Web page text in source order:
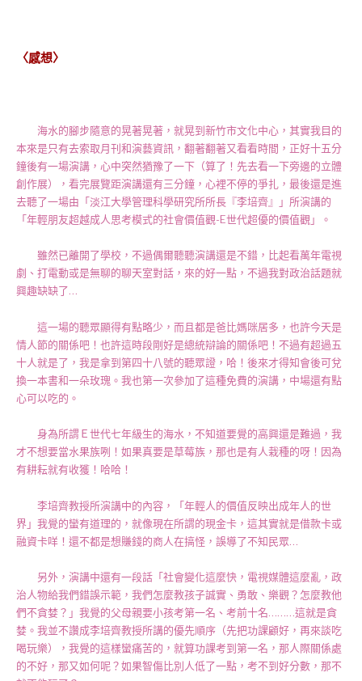
〈感想〉
海水的腳步隨意的晃著晃著，就晃到新竹市文化中心，其實我目的
本來是只有去索取月刊和演藝資訊，翻著翻著又看看時間，正好十五分
鐘後有一場演講，心中突然猶豫了一下（算了！先去看一下旁邊的立體
創作展），看完展覽距演講還有三分鐘，心裡不停的爭扎，最後還是進
去聽了一場由「淡江大學管理科學研究所所長『李培齊』」所演講的
「年輕朋友超越成人思考模式的社會價值觀-E世代超優的價值觀」。
雖然已離開了學校，不過偶爾聽聽演講還是不錯，比起看萬年電視
劇、打電動或是無聊的聊天室對話，來的好一點，不過我對政治話題就
興趣缺缺了…
這一場的聽眾顯得有點略少，而且都是爸比媽咪居多，也許今天是
情人節的關係吧！也許這時段剛好是總統辯論的關係吧！不過有超過五
十人就是了，我是拿到第四十八號的聽眾證，哈！後來才得知會後可兌
換一本書和一朵玫瑰。我也第一次參加了這種免費的演講，中場還有點
心可以吃的。
身為所謂Ｅ世代七年級生的海水，不知道要覺的高興還是難過，我
才不想要當水果族咧！如果真要是草莓族，那也是有人栽種的呀！因為
有耕耘就有收獲！哈哈！
李培齊教授所演講中的內容，「年輕人的價值反映出成年人的世
界」我覺的蠻有道理的，就像現在所謂的現金卡，這其實就是借款卡或
融資卡咩！還不都是想賺錢的商人在搞怪，誤導了不知民眾…
另外，演講中還有一段話「社會變化這麼快，電視媒體這麼亂，政
治人物給我們錯誤示範，我們怎麼教孩子誠實、勇敢、樂觀？怎麼教他
們不貪婪？」我覺的父母親要小孩考第一名、考前十名………這就是貪
婪。我並不讚成李培齊教授所講的優先順序（先把功課顧好，再來談吃
喝玩樂），我覺的這樣蠻痛苦的，就算功課考到第一名，那人際關係處
的不好，那又如何呢？如果智傷比別人低了一點，考不到好分數，那不